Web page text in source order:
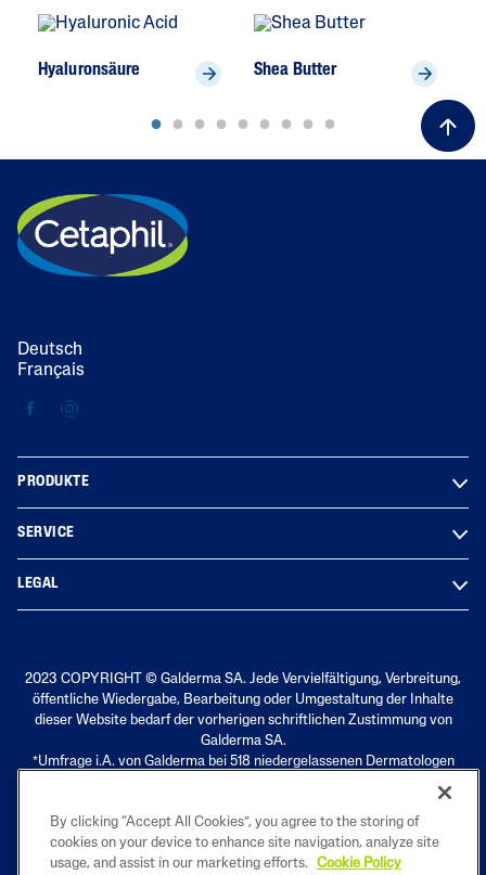
Hyaluronsäure Shea Butter
Deutsch
Français
PRODUKTE
SERVICE
LEGAL
2023 COPYRIGHT © Galderma SA. Jede Vervielfältigung, Verbreitung,
öffentliche Wiedergabe, Bearbeitung oder Umgestaltung der Inhalte
dieser Website bedarf der vorherigen schriftlichen Zustimmung von
Galderma SA.
*Umfrage i.A. von Galderma bei 518 niedergelassenen Dermatologen
By clicking “Accept All Cookies”, you agree to the storing of
cookies on your device to enhance site navigation, analyze site
usage, and assist in our marketing efforts.
Cookie Policy